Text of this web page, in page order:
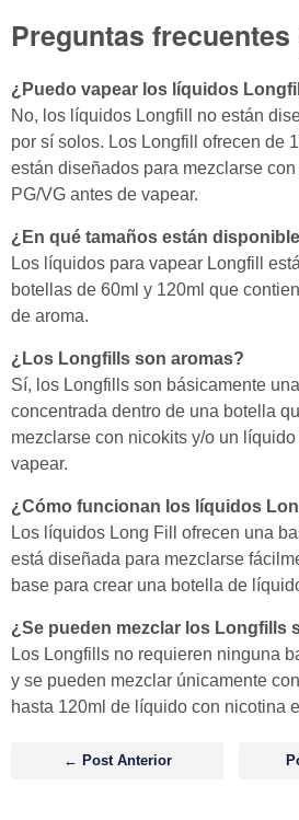
Preguntas frecuentes
¿Puedo vapear los líquidos
No, los líquidos Longfill no están
por sí solos. Los Longfill ofrecen de
están diseñados para mezclarse
PG/VG antes de vapear.
¿En qué tamaños están
Los líquidos para vapear Longfill
botellas de 60ml y 120ml que
de aroma.
¿Los Longfills son aromas?
Sí, los Longfills son básicamente
concentrada dentro de una botella
mezclarse con nicokits y/o un
vapear.
¿Cómo funcionan los líquidos
Los líquidos Long Fill ofrecen una
está diseñada para mezclarse
base para crear una botella de
¿Se pueden mezclar los Longfills
Los Longfills no requieren ninguna
y se pueden mezclar únicamente
hasta 120ml de líquido con nicotina
Post navigation
← Post Anterior